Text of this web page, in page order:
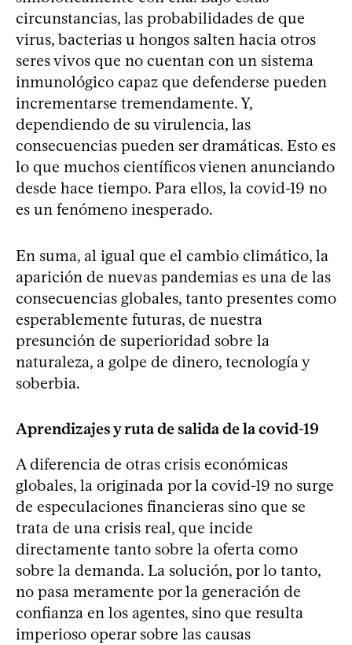
circunstancias, las probabilidades de que
virus, bacterias u hongos salten hacia otros
seres vivos que no cuentan con un sistema
inmunológico capaz que defenderse pueden
incrementarse tremendamente. Y,
dependiendo de su virulencia, las
consecuencias pueden ser dramáticas. Esto es
lo que muchos científicos vienen anunciando
desde hace tiempo. Para ellos, la covid-19 no
es un fenómeno inesperado.
En suma, al igual que el cambio climático, la
aparición de nuevas pandemias es una de las
consecuencias globales, tanto presentes como
esperablemente futuras, de nuestra
presunción de superioridad sobre la
naturaleza, a golpe de dinero, tecnología y
soberbia.
Aprendizajes y ruta de salida de la covid-19
A diferencia de otras crisis económicas
globales, la originada por la covid-19 no surge
de especulaciones financieras sino que se
trata de una crisis real, que incide
directamente tanto sobre la oferta como
sobre la demanda. La solución, por lo tanto,
no pasa meramente por la generación de
confianza en los agentes, sino que resulta
imperioso operar sobre las causas